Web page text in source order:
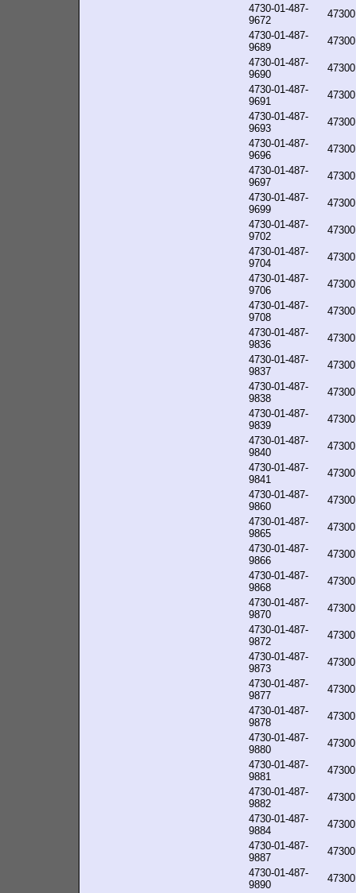
4730-01-487-
9672
4730-01-487-
9689
4730-01-487-
9690
4730-01-487-
9691
4730-01-487-
9693
4730-01-487-
9696
4730-01-487-
9697
4730-01-487-
9699
4730-01-487-
9702
4730-01-487-
9704
4730-01-487-
9706
4730-01-487-
9708
4730-01-487-
9836
4730-01-487-
9837
4730-01-487-
9838
4730-01-487-
9839
4730-01-487-
9840
4730-01-487-
9841
4730-01-487-
9860
4730-01-487-
9865
4730-01-487-
9866
4730-01-487-
9868
4730-01-487-
9870
4730-01-487-
9872
4730-01-487-
9873
4730-01-487-
9877
4730-01-487-
9878
4730-01-487-
9880
4730-01-487-
9881
4730-01-487-
9882
4730-01-487-
9884
4730-01-487-
9887
4730-01-487-
9890